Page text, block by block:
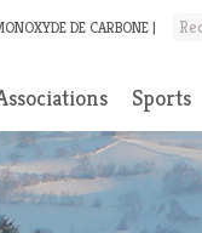
DE CARBONE
Sports